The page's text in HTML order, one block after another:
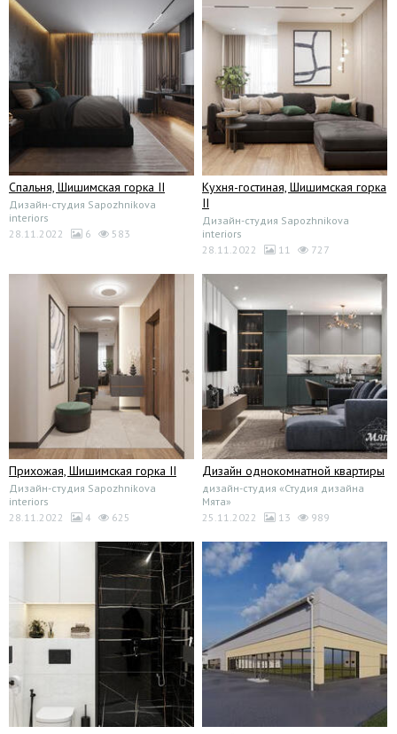
Спальня, Шишимская горка II
Дизайн-студия Sapozhnikova
interiors
28.11.2022
6 583
Кухня-гостиная, Шишимская горка
II
Дизайн-студия Sapozhnikova
interiors
28.11.2022
11 727
Прихожая, Шишимская горка II
Дизайн-студия Sapozhnikova
interiors
28.11.2022
4 625
Дизайн однокомнатной квартиры
дизайн-студия «Студия дизайна
Мята»
25.11.2022
13 989